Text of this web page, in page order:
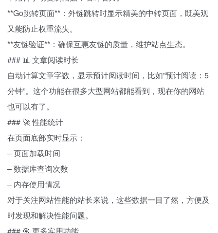
**Go跳转页面**：外链跳转时显示精美的中转页面，既美观
又能防止权重流失。
**友链验证**：确保互惠友链的质量，维护站点生态。
### 📊 文章阅读时长
自动计算文章字数，显示预计阅读时间，比如”预计阅读：5
分钟”。这个功能在很多大型网站都能看到，现在你的网站
也可以有了。
### 🚀 性能统计
在页面底部实时显示：
– 页面加载时间
– 数据库查询次数
– 内存使用情况
对于关注网站性能的站长来说，这些数据一目了然，方便及
时发现和解决性能问题。